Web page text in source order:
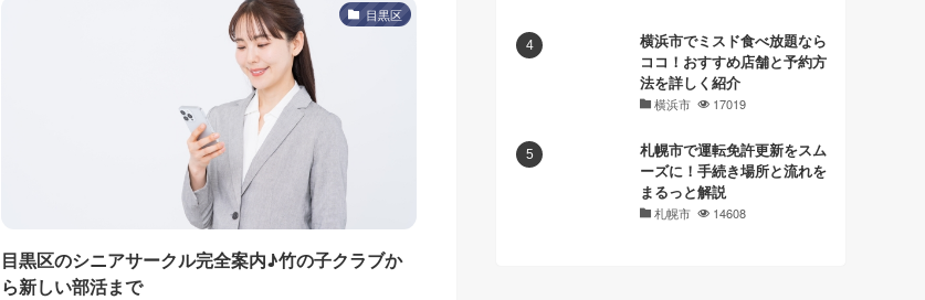
目黒区
目黒区のシニアサークル完全案内♪竹の子クラブか
ら新しい部活まで
横浜市でミスド食べ放題なら
ココ！おすすめ店舗と予約方
法を詳しく紹介
横浜市 17019
札幌市で運転免許更新をスム
ーズに！手続き場所と流れを
まるっと解説
札幌市 14608